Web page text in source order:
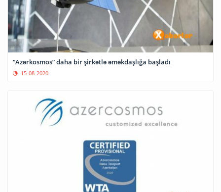
“Azərkosmos” daha bir şirkətlə əməkdaşlığa başladı
15-08-2020